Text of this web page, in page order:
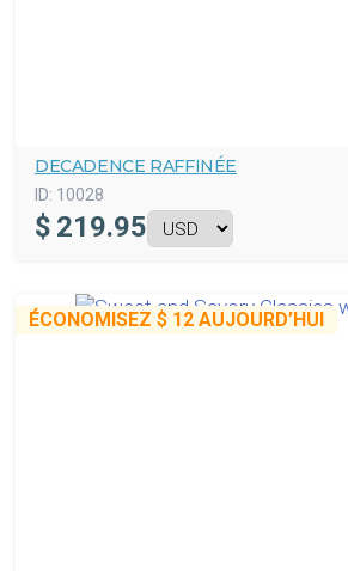
DECADENCE RAFFINÉE
ID: 10028
$ 219.95
ÉCONOMISEZ $ 12 AUJOURD’HUI